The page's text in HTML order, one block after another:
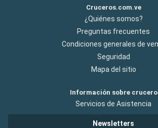
Cruceros.com.ve
¿Quiénes somos?
Preguntas frecuentes
Condiciones generales de
Seguridad
Mapa del sitio
Información sobre crucero
Servicios de Asistencia
Newsletters